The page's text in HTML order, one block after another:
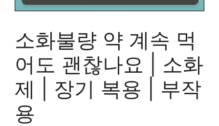
소화불량 약 계속 먹
어도 괜찮나요 | 소화
제 | 장기 복용 | 부작
용